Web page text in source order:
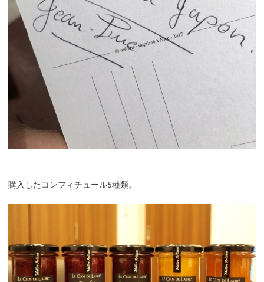
購入したコンフィチュール5種類。